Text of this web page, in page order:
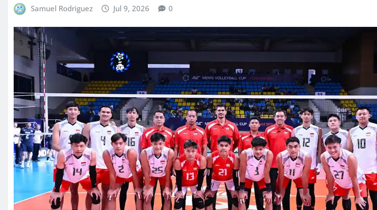
Samuel Rodriguez Jul 9, 2026 0